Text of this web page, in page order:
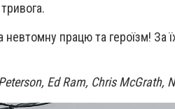
працю та героїзм! За
Ed Ram, Chris McGrath,